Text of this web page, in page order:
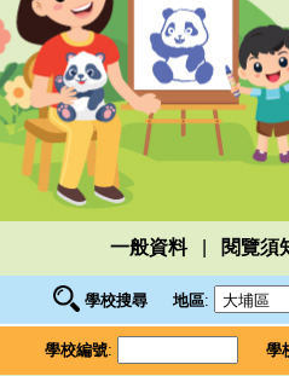
一般資料 閱覽須
學校搜尋 地區:
學校編號: 學